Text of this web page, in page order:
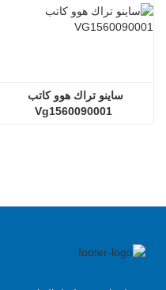
Vg1560090001